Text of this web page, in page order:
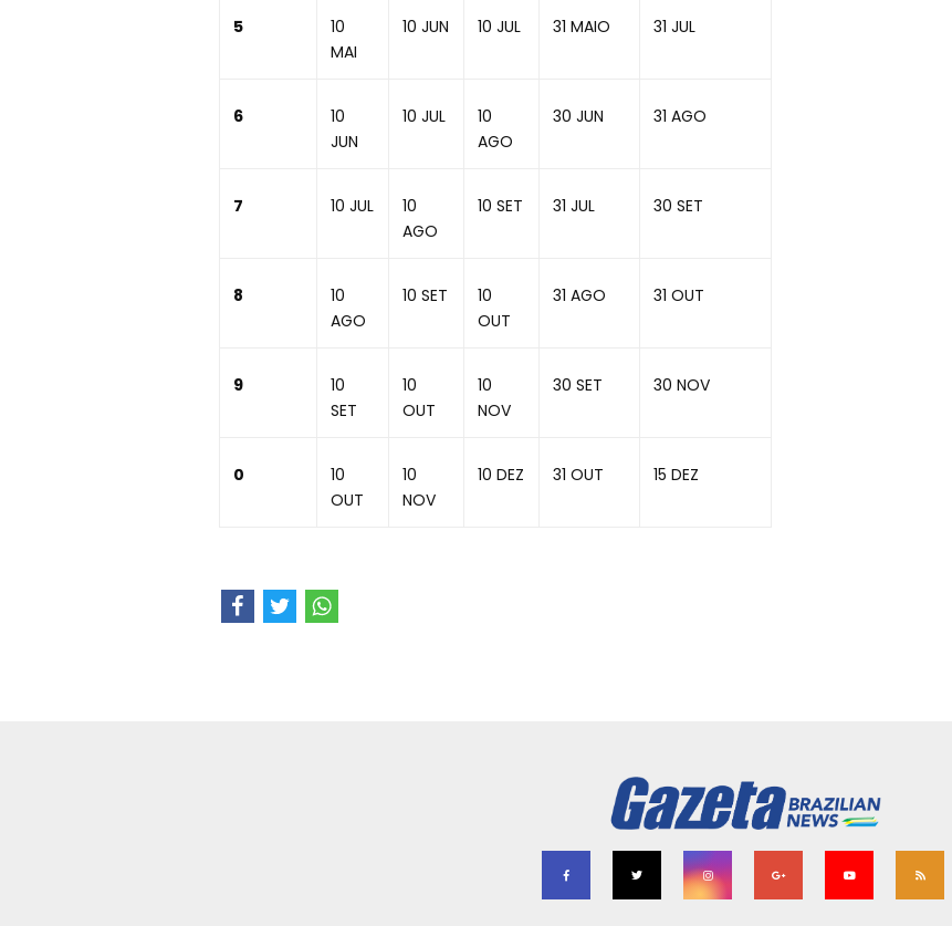
5
10
MAI
10 JUN 10 JUL 31 MAIO 31 JUL
6
10
JUN
10 JUL
10
AGO
30 JUN 31 AGO
7 10 JUL
10
AGO
10 SET 31 JUL 30 SET
8
10
AGO
10 SET
10
OUT
31 AGO 31 OUT
9
10
SET
10
OUT
10
NOV
30 SET 30 NOV
0
10
OUT
10
NOV
10 DEZ 31 OUT 15 DEZ